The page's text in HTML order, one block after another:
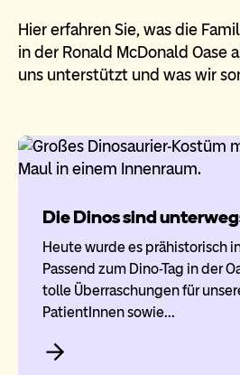
Hier erfahren Sie, was die
in der Ronald McDonald
uns unterstützt und was wir
Die Dinos sind
Heute wurde es prähistorisch
Passend zum Dino-Tag in der
tolle Überraschungen für
PatientInnen sowie…